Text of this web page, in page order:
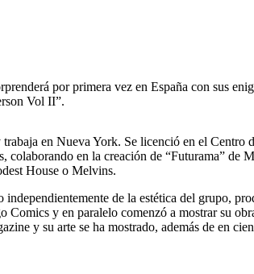
por primera vez en España con sus
Vol II”.
en Nueva York. Se licenció en el
en la creación de “Futurama” de
House o Melvins.
de la estética del grupo,
y en paralelo comenzó a mostrar su
y su arte se ha mostrado, además de en